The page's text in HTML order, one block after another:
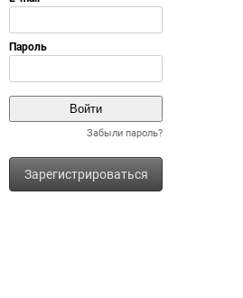
Забыли пароль?
Зарегистрироваться